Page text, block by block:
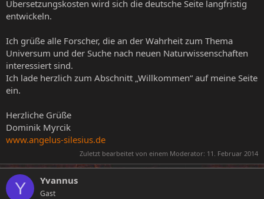
Übersetzungskosten wird sich die deutsche Seite langfristig
entwickeln.
Ich grüße alle Forscher, die an der Wahrheit zum Thema
Universum und der Suche nach neuen Naturwissenschaften
interessiert sind.
Ich lade herzlich zum Abschnitt „Willkommen“ auf meine Seite
ein.
Herzliche Grüße
Dominik Myrcik
www.angelus-silesius.de
Zuletzt bearbeitet von einem Moderator: 11. Februar 2014
Y Yvannus
Gast